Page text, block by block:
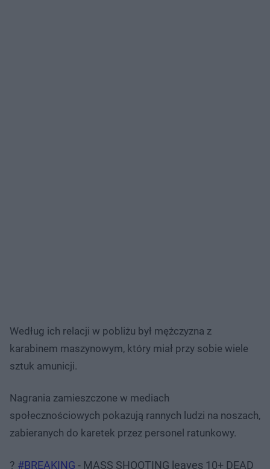
Według ich relacji w pobliżu był mężczyzna z
karabinem maszynowym, który miał przy sobie wiele
sztuk amunicji.
Nagrania zamieszczone w mediach
społecznościowych pokazują rannych ludzi na noszach,
zabieranych do karetek przez personel ratunkowy.
? #BREAKING - MASS SHOOTING leaves 10+ DEAD